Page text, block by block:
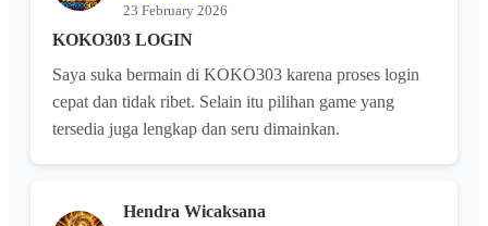
23 February 2026
KOKO303 LOGIN
Saya suka bermain di KOKO303 karena proses login
cepat dan tidak ribet. Selain itu pilihan game yang
tersedia juga lengkap dan seru dimainkan.
Hendra Wicaksana